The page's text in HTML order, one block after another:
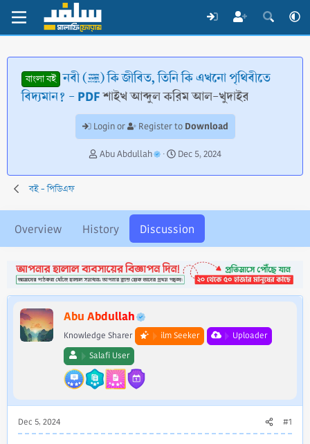
বাংলা বই নবী (ﷺ) কি জীবিত, তিনি কি এখনো পৃথিবীতে
বিদ্যমান? - PDFশাইখ আব্দুল করিম আল-খুদাইর
Login or Register to Download
T
r
s
t
r
t
e
r
Abu Abdullah
S
a
a
t
Dec 5, 2024
বই - পিডিএফ
Overview History Discussion
Abu Abdullah
Knowledge Sharer ilm Seeker
Uploader
Salafi User
Dec 5, 2024 #1